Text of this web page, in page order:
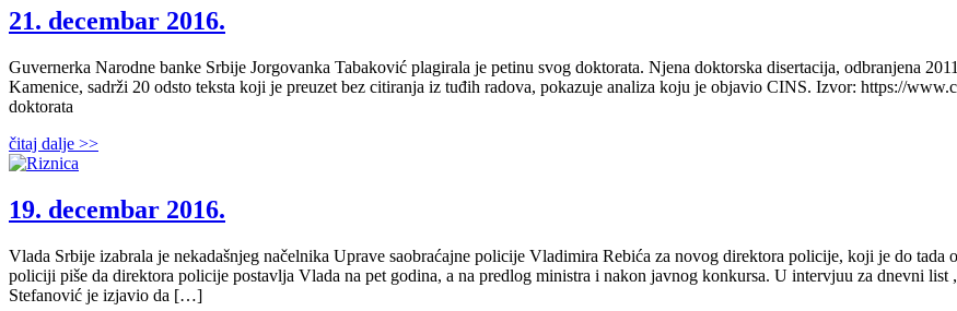
21. decembar 2016.
Guvernerka Narodne banke Srbije Jorgovanka Tabaković plagirala je petinu svog doktorata. Njena doktorska disertacija, odbranjena
Kamenice, sadrži 20 odsto teksta koji je preuzet bez citiranja iz tuđih radova, pokazuje analiza koju je objavio CINS. Izvor: https://
doktorata
čitaj dalje >>
19. decembar 2016.
Vlada Srbije izabrala je nekadašnjeg načelnika Uprave saobraćajne policije Vladimira Rebića za novog direktora policije, koji je do
policiji piše da direktora policije postavlja Vlada na pet godina, a na predlog ministra i nakon javnog konkursa. U intervjuu za dnevni
Stefanović je izjavio da […]